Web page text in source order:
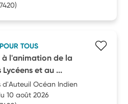
TOUS
l'animation de la
Lycéens et au ...
d'Auteuil Océan Indien
10 août 2026